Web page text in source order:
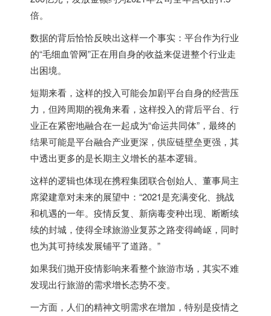
倍。
数据的背后恰恰反映出这样一个事实：平台作为行业
的“毛细血管网”正在用自身的收益来促进整个行业走
出困境。
短期来看，这样的投入可能会加剧平台自身的经营压
力，但跨周期的视角来看，这样投入的背后平台、行
业正在紧密地融合在一起成为“命运共同体”，最终的
结果可能是平台融合产业更深，供应链壁垒更强，其
中透出更多的是长期主义增长的基本逻辑。
这样的逻辑也体现在携程集团联合创始人、董事局主
席梁建章对未来的展望中：“2021是充满变化、挑战
和机遇的一年。疫情反复、新病毒变种出现、断断续
续的封城，使得全球旅游业复苏之路变得崎岖，同时
也为其可持续发展铺平了道路。”
如果我们抛开疫情影响来看整个旅游市场，其实不难
发现出行旅游的需求增长态势不变。
一方面，人们的精神文明需求在增加，特别是疫情之